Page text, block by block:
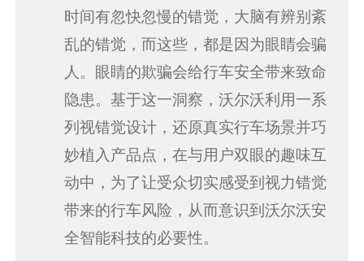
时间有忽快忽慢的错觉，大脑有辨别紊
乱的错觉，而这些，都是因为眼睛会骗
人。眼睛的欺骗会给行车安全带来致命
隐患。基于这一洞察，沃尔沃利用一系
列视错觉设计，还原真实行车场景并巧
妙植入产品点，在与用户双眼的趣味互
动中，为了让受众切实感受到视力错觉
带来的行车风险，从而意识到沃尔沃安
全智能科技的必要性。